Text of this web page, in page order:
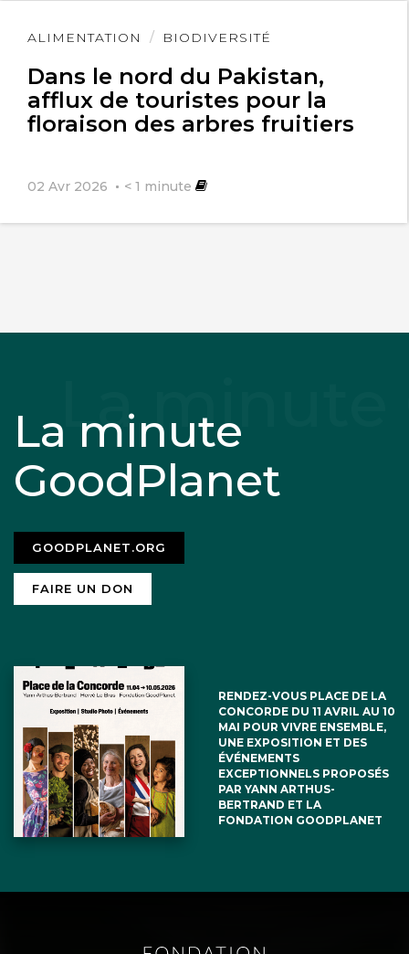
ALIMENTATION BIODIVERSITÉ
Dans le nord du Pakistan,
afflux de touristes pour la
floraison des arbres fruitiers
02 Avr 2026 < 1 minute
Lire
La minute
GoodPlanet
GOODPLANET.ORG
FAIRE UN DON
RENDEZ-VOUS PLACE DE LA
CONCORDE DU 11 AVRIL AU 10
MAI POUR VIVRE ENSEMBLE,
UNE EXPOSITION ET DES
ÉVÉNEMENTS
EXCEPTIONNELS PROPOSÉS
PAR YANN ARTHUS-
BERTRAND ET LA
FONDATION GOODPLANET